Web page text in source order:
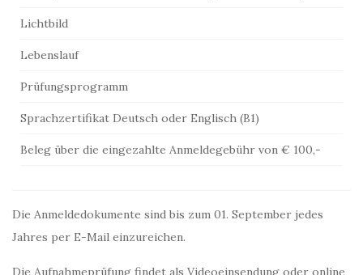
Lichtbild
Lebenslauf
Prüfungsprogramm
Sprachzertifikat Deutsch oder Englisch (B1)
Beleg über die eingezahlte Anmeldegebühr von € 100,-
Die Anmeldedokumente sind bis zum 01. September jedes
Jahres per E-Mail einzureichen.
Die Aufnahmeprüfung findet als Videoeinsendung oder online